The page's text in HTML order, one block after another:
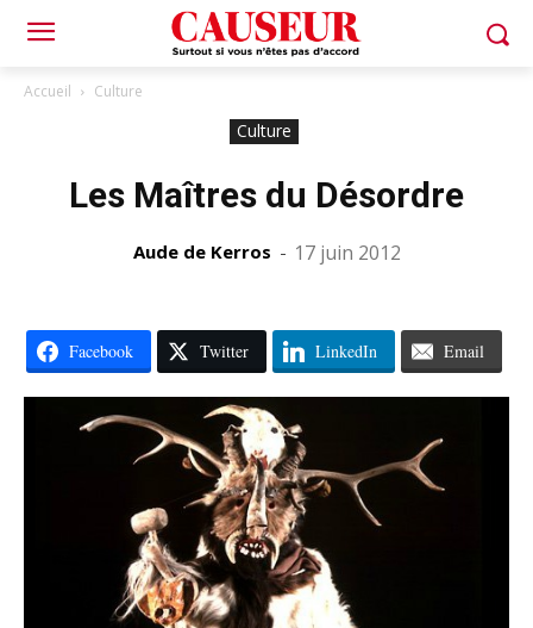
Accueil Culture
Culture
Les Maîtres du Désordre
Aude de Kerros - 17 juin 2012
Facebook Twitter LinkedIn Email